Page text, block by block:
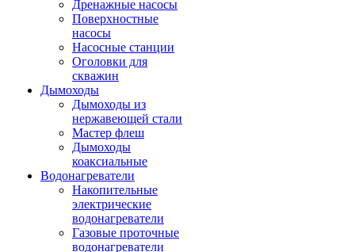
Дренажные насосы
Поверхностные
насосы
Насосные станции
Оголовки для
скважин
Дымоходы
Дымоходы из
нержавеющей стали
Мастер флеш
Дымоходы
коаксиальные
Водонагреватели
Накопительные
электрические
водонагреватели
Газовые проточные
водонагреватели